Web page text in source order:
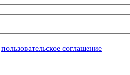
пользовательское соглашение